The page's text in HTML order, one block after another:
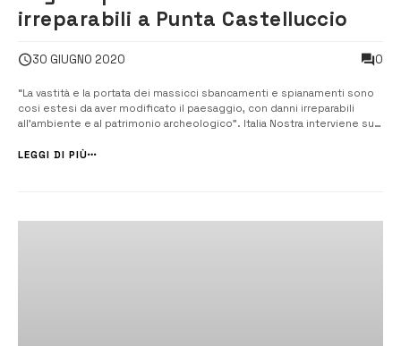
irreparabili a Punta Castelluccio
30 GIUGNO 2020 0
“La vastità e la portata dei massicci sbancamenti e spianamenti sono
cosi estesi da aver modificato il paesaggio, con danni irreparabili
all’ambiente e al patrimonio archeologico”. Italia Nostra interviene su
sezione redigerà in collaborazione Italia Nostra S...
LEGGI DI PIÙ